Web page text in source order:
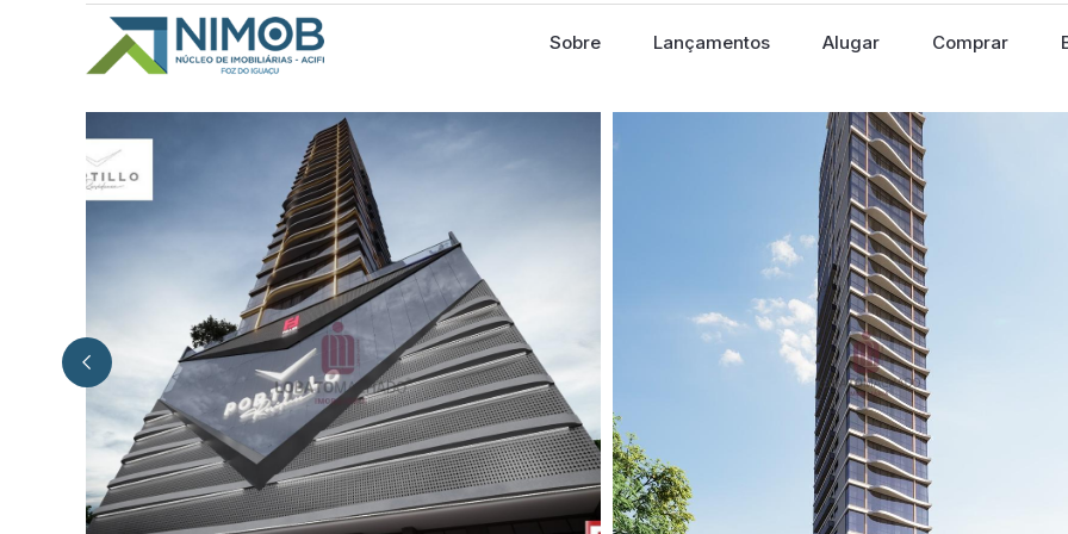
Sobre Lançamentos Alugar Comprar